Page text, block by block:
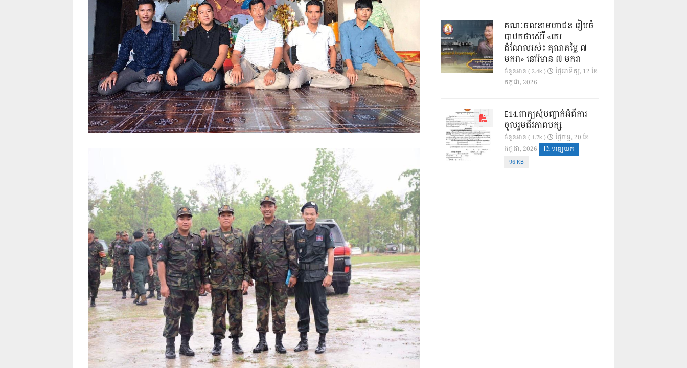
គណៈចលនាមហាជន រៀបចំ
បាឋកថាស៊េរី «កេរ
ដំណែលរស់៖ គុណតម្លៃ ៧
មករា» នៅវិមាន ៧ មករា
ចំនួនអាន ( 2.4k )
ថ្ងៃ​អាទិត្យ, 12 ខែ​
កក្កដា, 2026
E14.ពាក្យសុំបញ្ជាក់អំពីការ
ចូលរួមជីវភាពបក្ស
ចំនួនអាន ( 1.7k )
ថ្ងៃ​ចន្ទ, 20 ខែ​
កក្កដា, 2026
ទាញយក
96 KB